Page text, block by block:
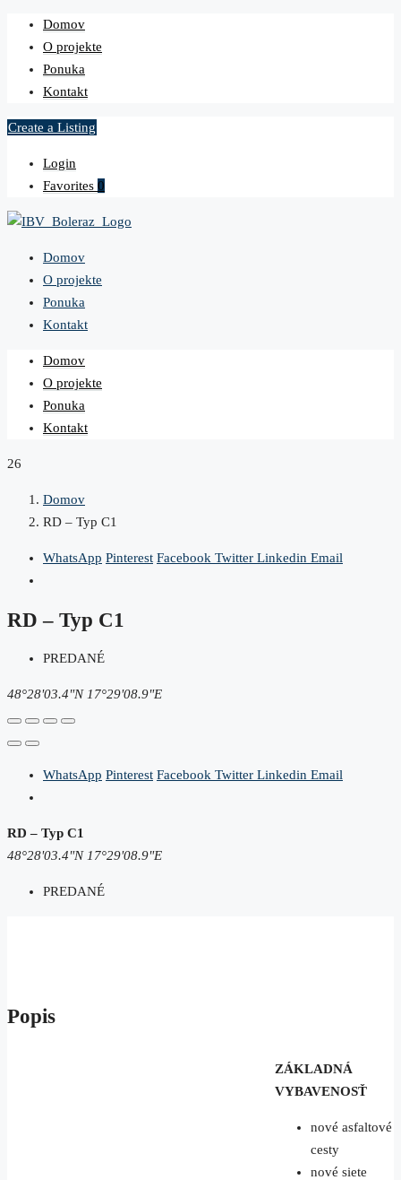
Domov
O projekte
Ponuka
Kontakt
Create a Listing
Login
Favorites 0
Domov
O projekte
Ponuka
Kontakt
Domov
O projekte
Ponuka
Kontakt
26
Domov
RD – Typ C1
WhatsApp Pinterest Facebook Twitter Linkedin Email
RD – Typ C1
PREDANÉ
48°28'03.4"N 17°29'08.9"E
WhatsApp Pinterest Facebook Twitter Linkedin Email
RD – Typ C1
48°28'03.4"N 17°29'08.9"E
PREDANÉ
Popis
ZÁKLADNÁ
VYBAVENOSŤ
nové asfaltové
cesty
nové siete